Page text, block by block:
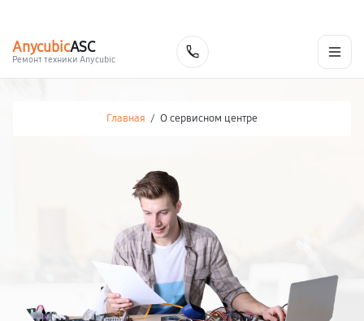
AnycubicASC
Ремонт техники Anycubic
Главная / О сервисном центре